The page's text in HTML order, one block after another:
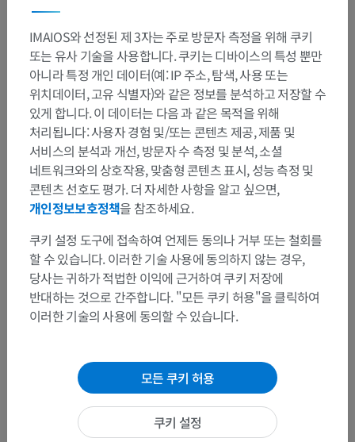
인간 비교 해부학
번역
문제를 발견하셨나요?
수정이나, 번역 또는 콘텐츠 개선에 제안이 있으면 언제든
연락 주세요.
문제 보고
IMAIOS와 선정된 제 3자는 주로 방문자 측정을 위해 쿠키
또는 유사 기술을 사용합니다. 쿠키는 디바이스의 특성 뿐만
아니라 특정 개인 데이터(예: IP 주소, 탐색, 사용 또는
위치데이터, 고유 식별자)와 같은 정보를 분석하고 저장할 수
있게 합니다. 이 데이터는 다음 과 같은 목적을 위해
처리됩니다: 사용자 경험 및/또는 콘텐츠 제공, 제품 및
서비스의 분석과 개선, 방문자 수 측정 및 분석, 소셜
네트워크와의 상호작용, 맞춤형 콘텐츠 표시, 성능 측정 및
콘텐츠 선호도 평가. 더 자세한 사항을 알고 싶으면,
개인정보보호정책을 참조하세요.
쿠키 설정 도구에 접속하여 언제든 동의나 거부 또는 철회를
할 수 있습니다. 이러한 기술 사용에 동의하지 않는 경우,
당사는 귀하가 적법한 이익에 근거하여 쿠키 저장에
반대하는 것으로 간주합니다. "모든 쿠키 허용"을 클릭하여
이러한 기술의 사용에 동의할 수 있습니다.
모든 쿠키 허용
쿠키 설정